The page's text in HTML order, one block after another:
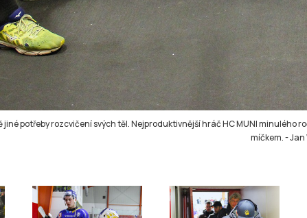
potřeby rozcvičení svých těl. Nejproduktivnější hráč HC MUNI minulého
míčkem.-Jan